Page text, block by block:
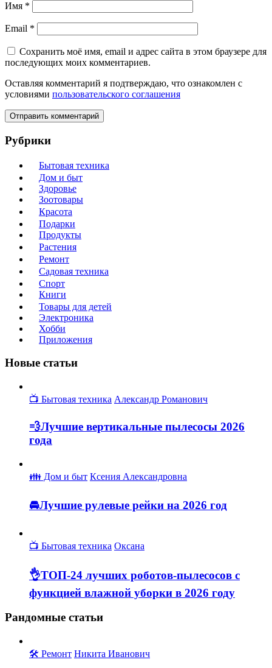
Имя *
Email *
Сохранить моё имя, email и адрес сайта в этом браузере для
последующих моих комментариев.
Оставляя комментарий я подтверждаю, что ознакомлен с
условиями пользовательского соглашения
Рубрики
Бытовая техника
Дом и быт
Здоровье
Зоотовары
Красота
Подарки
Продукты
Растения
Ремонт
Садовая техника
Спорт
Книги
Товары для детей
Электроника
Хобби
Приложения
Новые статьи
📺 Бытовая техника Александр Романович
💨Лучшие вертикальные пылесосы 2026
года
👪 Дом и быт Ксения Александровна
🚘Лучшие рулевые рейки на 2026 год
📺 Бытовая техника Оксана
👌ТОП-24 лучших роботов-пылесосов с
функцией влажной уборки в 2026 году
Рандомные статьи
🛠️ Ремонт Никита Иванович